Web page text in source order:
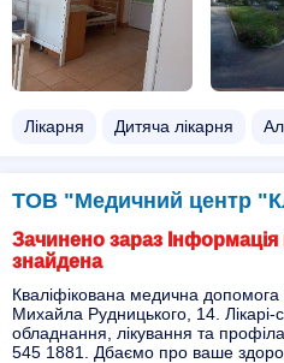
Лікарня Дитяча лікарня
ТОВ "Медичний центр
Зачинено зараз
знайдена
Кваліфікована медична
Михайла Рудницького, 14. Лікарі-
обладнання, лікування та
545 1881. Дбаємо про ваше